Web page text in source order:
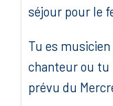
séjour pour le
Tu es
chanteur ou tu
prévu du